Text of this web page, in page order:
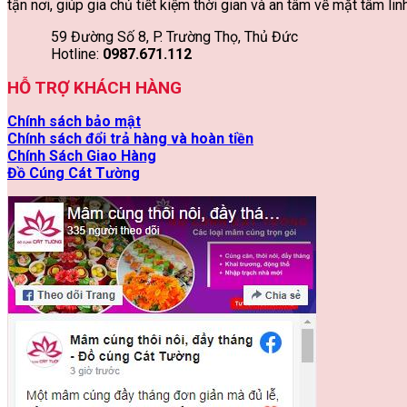
tận nơi, giúp gia chủ tiết kiệm thời gian và an tâm về mặt tâm
59 Đường Số 8, P. Trường Thọ, Thủ Đức
Hotline: 0987.671.112
HỖ TRỢ KHÁCH HÀNG
Chính sách bảo mật
Chính sách đổi trả hàng và hoàn tiền
Chính Sách Giao Hàng
Đồ Cúng Cát Tường